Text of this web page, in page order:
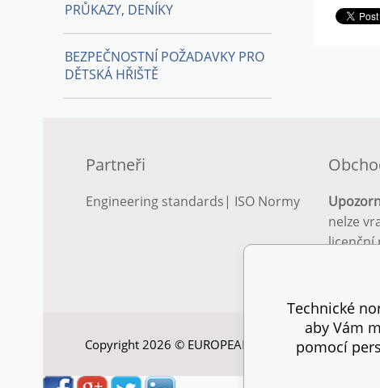
PRŮKAZY, DENÍKY
BEZPEČNOSTNÍ POŽADAVKY PRO
DĚTSKÁ HŘIŠTĚ
Partneři
Engineering standards | ISO Normy
nelze
licenční
Copyright 2026 © EUROPEAN STANDARD. Všechna
Technické
aby Vám
pomocí